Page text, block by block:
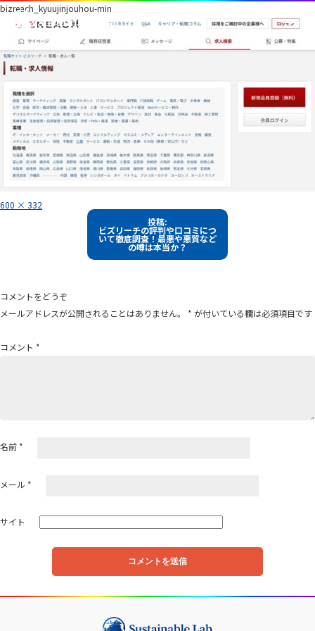
bizreach_kyuujinjouhou-min
フ
ル
600 × 332
ー
シ
ン
投稿:
ビズリーチの評判や口コミにつ
いて徹底調査！最悪や悪質など
の噂は本当か？
コメントをどうぞ
メールアドレスが公開されることはありません。
* が付いている欄は必須項目です
コメント *
名前 *
メール *
サイト